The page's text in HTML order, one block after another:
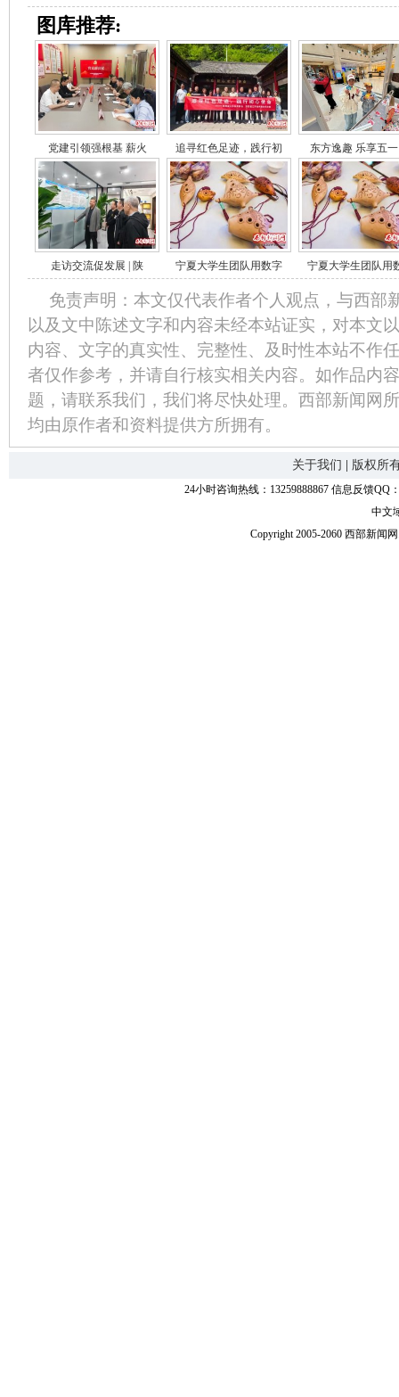
图库推荐:
党建引领强根基 薪火 追寻红色足迹，践行初 东方逸趣 乐享五
走访交流促发展 | 陕 宁夏大学生团队用数字 宁夏大学生团队用
免责声明：本文仅代表作者个人观点，与西部
以及文中陈述文字和内容未经本站证实，对本文
内容、文字的真实性、完整性、及时性本站不作
者仅作参考，并请自行核实相关内容。如作品内
题，请联系我们，我们将尽快处理。西部新闻网
均由原作者和资料提供方所拥有。
关于我们 版权所
24小时咨询热线：13259888867 信息反馈QQ
中文
Copyright 2005-2060 西部新闻